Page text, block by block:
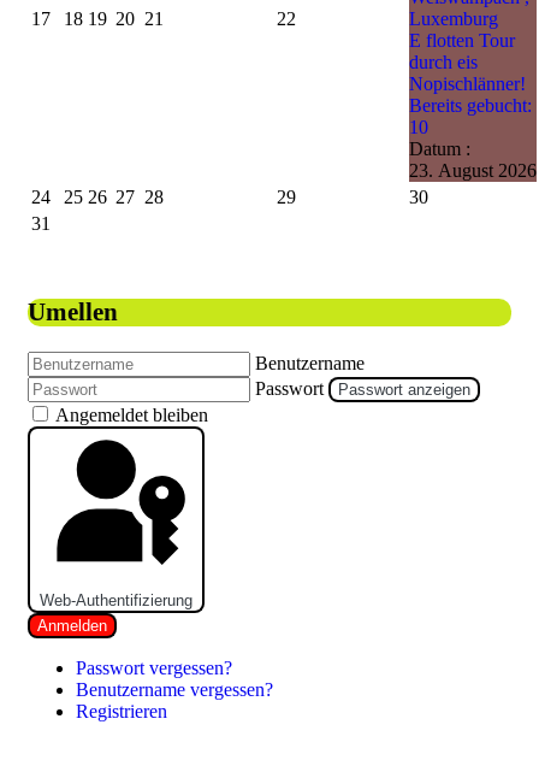
17 18 19 20 21 22
Luxemburg
E flotten Tour
durch eis
Nopischlänner!
Bereits gebucht:
10
Datum :
23. August 2026
24
25 26 27 28 29
30
31
Umellen
Benutzername
Passwort
Passwort anzeigen
Angemeldet bleiben
Web-Authentifizierung
Anmelden
Passwort vergessen?
Benutzername vergessen?
Registrieren